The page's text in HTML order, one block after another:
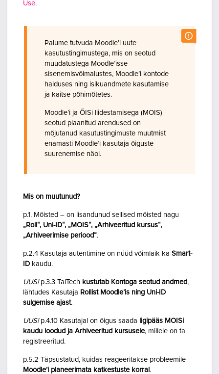
Use.
Palume tutvuda Moodle’i uute
kasutustingimustega, mis on seotud
muudatustega Moodle’isse
sisenemisvõimalustes, Moodle’i kontode
halduses ning isikuandmete kasutamise
ja kaitse põhimõtetes.
Moodle’i ja ÕISi liidestamisega (MOIS)
seotud plaanitud arendused on
mõjutanud kasutustingimuste muutmist
enamasti Moodle’i kasutaja õiguste
suurenemise näol.
Mis on muutunud?
p.1. Mõisted – on lisandunud sellised mõisted nagu
„Roll“, Uni-ID“, „MOIS“, „Arhiveeritud kursus“,
„Arhiveerimise periood“.
p.2.4 Kasutaja autentimine on nüüd võimlaik ka Smart-
ID kaudu.
UUS!p.3.3 TalTech kustutab Kontoga seotud andmed,
lähtudes Kasutaja Rollist Moodle’is ning Uni-ID
sulgemise ajast.
UUS!p.4.10 Kasutajal on õigus saada ligipääs MOISi
kaudu loodud ja Arhiveeritud kursusele, millele on ta
registreeritud.
p.5.2 Täpsustatud, kuidas reageeritakse probleemile
Moodle’i planeerimata katkestuste korral .